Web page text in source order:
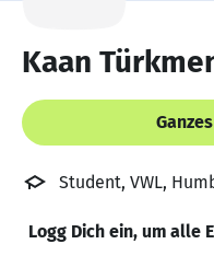
Kaan
Student, VWL,
Logg Dich ein, um alle